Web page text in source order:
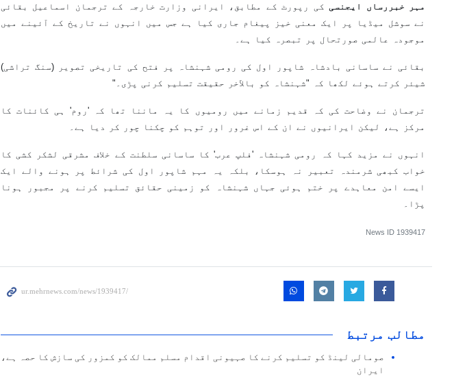
مہر خبررساں ایجنسی کی رپورٹ کے مطابق، ایرانی وزارت خارجہ کے ترجمان اسماعیل بقائی
نے سوشل میڈیا پر ایک معنی خیز پیغام جاری کیا ہے جس میں انہوں نے تاریخ کے آئینے میں
موجودہ عالمی صورتحال پر تبصرہ کیا ہے۔
بقائی نے ساسانی بادشاہ شاپور اول کی رومی شہنشاہ پر فتح کی تاریخی تصویر (سنگ تراشی)
شیئر کرتے ہوئے لکھا کہ "شہنشاہ کو بالآخر حقیقت تسلیم کرنی پڑی۔"
ترجمان نے وضاحت کی کہ قدیم زمانے میں رومیوں کا یہ ماننا تھا کہ 'روم' ہی کائنات کا
مرکز ہے، لیکن ایرانیوں نے ان کے اس غرور اور توہم کو چکنا چور کر دیا ہے۔
انہوں نے مزید کہا کہ رومی شہنشاہ 'فلپ عرب' کا ساسانی سلطنت کے خلاف مشرقی لشکر کشی کا
خواب کبھی شرمندہ تعبیر نہ ہوسکا، بلکہ یہ مہم شاپور اول کی شرائط پر ہونے والے ایک
ایسے امن معاہدے پر ختم ہوئی جہاں شہنشاہ کو زمینی حقائق تسلیم کرنے پر مجبور ہونا
پڑا۔
News ID 1939417
مطالب مرتبط
صومالی لینڈ کو تسلیم کرنے کا صہیونی اقدام مسلم ممالک کو کمزور کی سازش کا حصہ ہے،
ایران